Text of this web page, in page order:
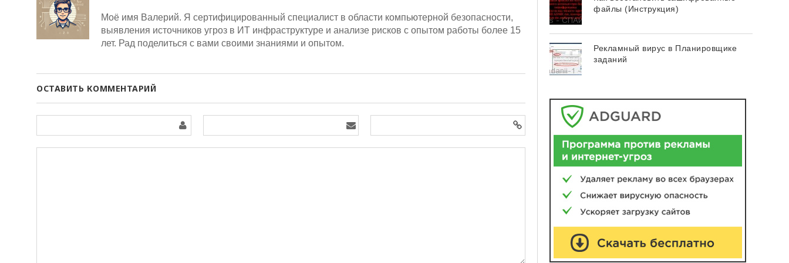
Моё имя Валерий. Я сертифицированный специалист в области компьютерной безопасности,
выявления источников угроз в ИТ инфраструктуре и анализе рисков с опытом работы более 15
лет. Рад поделиться с вами своими знаниями и опытом.
ОСТАВИТЬ КОММЕНТАРИЙ
файлы (Инструкция)
Рекламный вирус в Планировщике
заданий